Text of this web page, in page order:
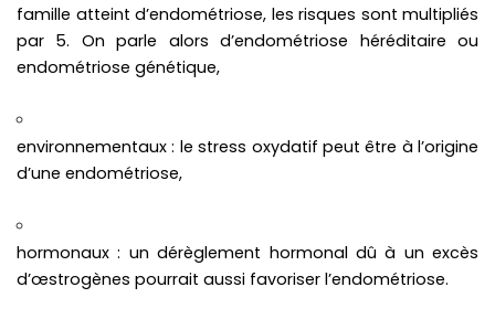
famille atteint d’endométriose, les risques sont multipliés
par 5. On parle alors d’endométriose héréditaire ou
endométriose génétique,
environnementaux : le stress oxydatif peut être à l’origine
d’une endométriose,
hormonaux : un dérèglement hormonal dû à un excès
d’œstrogènes pourrait aussi favoriser l’endométriose.